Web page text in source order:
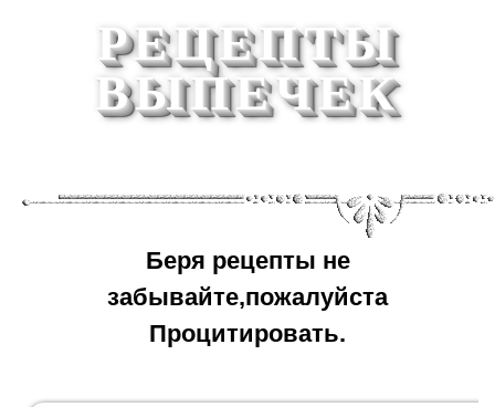
РЕЦЕПТЫ
ВЫПЕЧЕК
Беря рецепты не
забывайте,пожалуйста
Процитировать.